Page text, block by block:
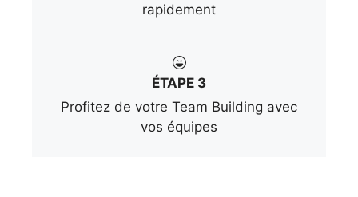
rapidement
ÉTAPE 3
Profitez de votre Team Building avec
vos équipes